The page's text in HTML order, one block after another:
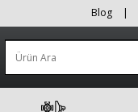
Blog |